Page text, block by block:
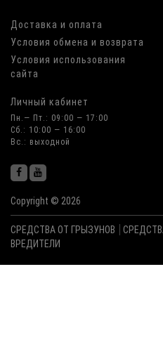
Доставка и оплата
Условия обмена и возврата
Условия использования
сайта
Личный кабинет
Пн.— Пт.: 09:00 — 17:00
Сб.: 10:00 — 16:00
Вс.: выходной
Copyright © 2026
СРЕДСТВА ОТ ГРЫЗУНОВ
ВРЕДИТЕЛИ